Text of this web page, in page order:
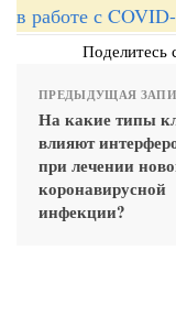
в работе с
Поделитесь
ПРЕДЫДУЩАЯ
На какие типы
влияют
при лечении
коронавирусной
инфекции?